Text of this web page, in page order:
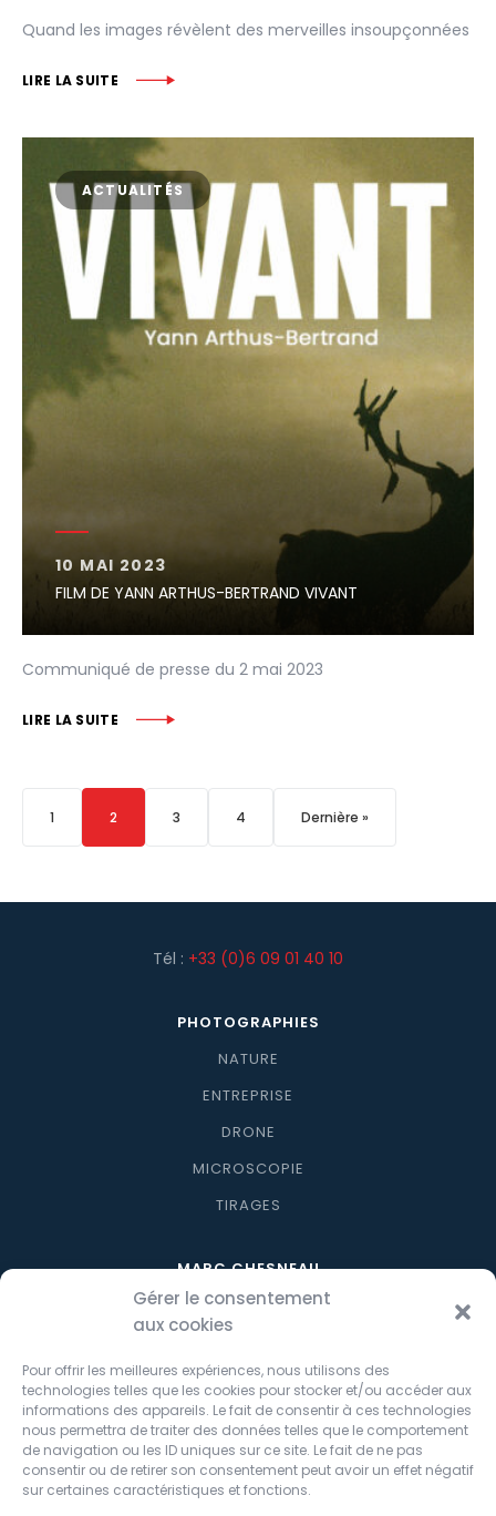
Gérer le consentement
aux cookies
Pour offrir les meilleures expériences, nous utilisons des
technologies telles que les cookies pour stocker et/ou accéder aux
informations des appareils. Le fait de consentir à ces technologies
nous permettra de traiter des données telles que le comportement
de navigation ou les ID uniques sur ce site. Le fait de ne pas
consentir ou de retirer son consentement peut avoir un effet négatif
sur certaines caractéristiques et fonctions.
Quand les images révèlent des merveilles insoupçonnées
LIRE LA SUITE
ACTUALITÉS
10 MAI 2023
FILM DE YANN ARTHUS-BERTRAND VIVANT
Communiqué de presse du 2 mai 2023
LIRE LA SUITE
1 2 3 4 Dernière »
Tél : +33 (0)6 09 01 40 10
PHOTOGRAPHIES
NATURE
ENTREPRISE
DRONE
MICROSCOPIE
TIRAGES
MARC CHESNEAU
À PROPOS
CONTACT
SHOP
NOS PRODUITS